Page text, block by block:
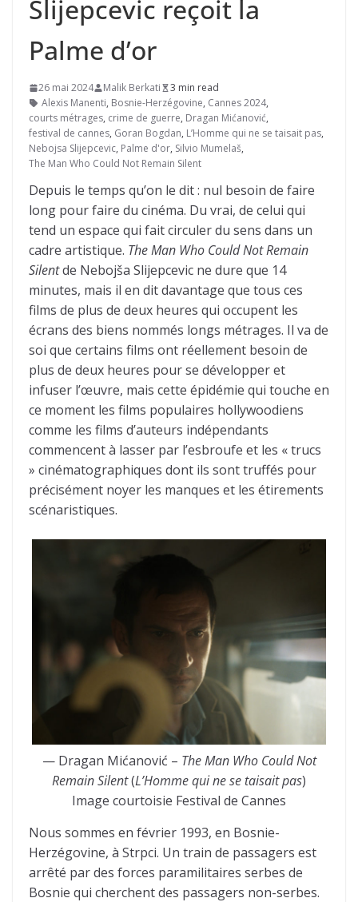
Slijepcevic reçoit la
Palme d’or
26 mai 2024 Malik Berkati
3 min read
Alexis Manenti, Bosnie-Herzégovine, Cannes 2024,
courts métrages, crime de guerre, Dragan Mićanović,
festival de cannes, Goran Bogdan, L’Homme qui ne se taisait pas,
Nebojsa Slijepcevic, Palme d'or, Silvio Mumelaš,
The Man Who Could Not Remain Silent
Depuis le temps qu’on le dit : nul besoin de faire
long pour faire du cinéma. Du vrai, de celui qui
tend un espace qui fait circuler du sens dans un
cadre artistique. The Man Who Could Not Remain
Silentde Nebojša Slijepcevic ne dure que 14
minutes, mais il en dit davantage que tous ces
films de plus de deux heures qui occupent les
écrans des biens nommés longs métrages. Il va de
soi que certains films ont réellement besoin de
plus de deux heures pour se développer et
infuser l’œuvre, mais cette épidémie qui touche en
ce moment les films populaires hollywoodiens
comme les films d’auteurs indépendants
commencent à lasser par l’esbroufe et les « trucs
» cinématographiques dont ils sont truffés pour
précisément noyer les manques et les étirements
scénaristiques.
— Dragan Mićanović – The Man Who Could Not
Remain Silent(L’Homme qui ne se taisait pas)
Image courtoisie Festival de Cannes
Nous sommes en février 1993, en Bosnie-
Herzégovine, à Strpci. Un train de passagers est
arrêté par des forces paramilitaires serbes de
Bosnie qui cherchent des passagers non-serbes.